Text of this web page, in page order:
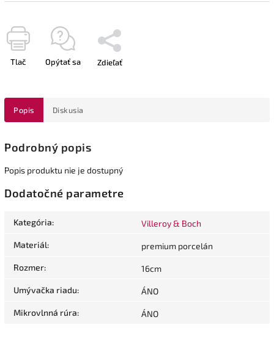
Tlač Opýtať sa Zdieľať
Popis Diskusia
Podrobný popis
Popis produktu nie je dostupný
Dodatočné parametre
Kategória: Villeroy & Boch
Materiál: premium porcelán
Rozmer: 16cm
Umývačka riadu: ÁNO
Mikrovlnná rúra: ÁNO